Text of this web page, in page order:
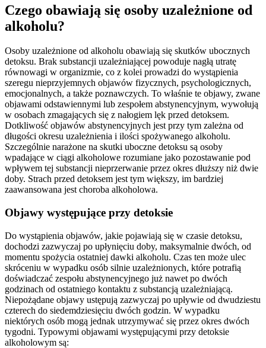
Czego obawiają się osoby uzależnione od
alkoholu?
Osoby uzależnione od alkoholu obawiają się skutków ubocznych
detoksu. Brak substancji uzależniającej powoduje nagłą utratę
równowagi w organizmie, co z kolei prowadzi do wystąpienia
szeregu nieprzyjemnych objawów fizycznych, psychologicznych,
emocjonalnych, a także poznawczych. To właśnie te objawy, zwane
objawami odstawiennymi lub zespołem abstynencyjnym, wywołują
w osobach zmagających się z nałogiem lęk przed detoksem.
Dotkliwość objawów abstynencyjnych jest przy tym zależna od
długości okresu uzależnienia i ilości spożywanego alkoholu.
Szczególnie narażone na skutki uboczne detoksu są osoby
wpadające w ciągi alkoholowe rozumiane jako pozostawanie pod
wpływem tej substancji nieprzerwanie przez okres dłuższy niż dwie
doby. Strach przed detoksem jest tym większy, im bardziej
zaawansowana jest choroba alkoholowa.
Objawy występujące przy detoksie
Do wystąpienia objawów, jakie pojawiają się w czasie detoksu,
dochodzi zazwyczaj po upłynięciu doby, maksymalnie dwóch, od
momentu spożycia ostatniej dawki alkoholu. Czas ten może ulec
skróceniu w wypadku osób silnie uzależnionych, które potrafią
doświadczać zespołu abstynencyjnego już nawet po dwóch
godzinach od ostatniego kontaktu z substancją uzależniającą.
Niepożądane objawy ustępują zazwyczaj po upływie od dwudziestu
czterech do siedemdziesięciu dwóch godzin. W wypadku
niektórych osób mogą jednak utrzymywać się przez okres dwóch
tygodni. Typowymi objawami występującymi przy detoksie
alkoholowym są: